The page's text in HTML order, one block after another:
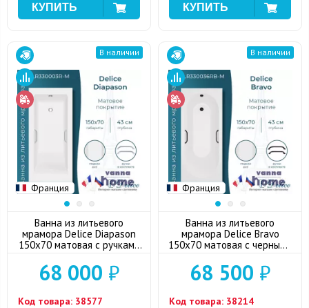
Франция
В наличии
Ванна из литьевого
мрамора Delice Diapason
150x70 матовая с ручками
68 000 ₽
Код товара: 38577
Франция
В наличии
Ванна из литьевого
мрамора Delice Bravo
150x70 матовая c черными
68 500 ₽
Код товара: 38214